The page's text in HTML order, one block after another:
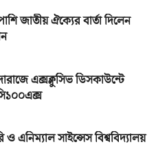
জাতীয় ঐক্যের বার্তা দিলেন
এক্সক্লুসিভ ডিসকাউন্টে
ও এনিম্যাল সাইন্সেস বিশ্ববিদ্যালয়